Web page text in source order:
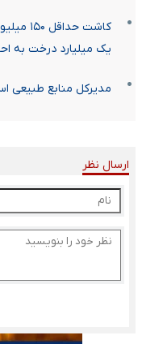
یک میلیارد درخت به
مدیرکل منابع طبیعی
ارسال نظر